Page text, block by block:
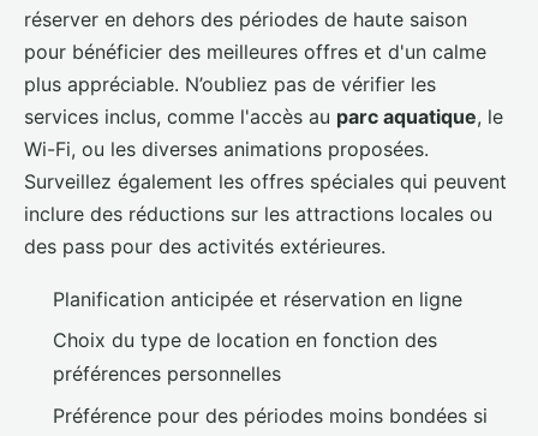
réserver en dehors des périodes de haute saison
pour bénéficier des meilleures offres et d'un calme
plus appréciable. N’oubliez pas de vérifier les
services inclus, comme l'accès au parc aquatique, le
Wi-Fi, ou les diverses animations proposées.
Surveillez également les offres spéciales qui peuvent
inclure des réductions sur les attractions locales ou
des pass pour des activités extérieures.
Planification anticipée et réservation en ligne
Choix du type de location en fonction des
préférences personnelles
Préférence pour des périodes moins bondées si